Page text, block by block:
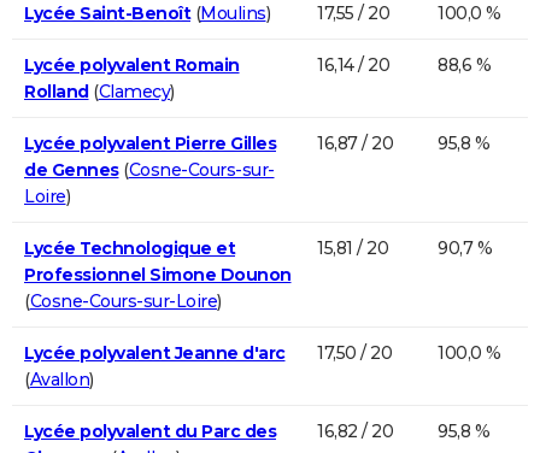
Lycée Saint-Benoît(Moulins) 17,55 / 20 100,0 %
Lycée polyvalent Romain
Rolland(Clamecy)
16,14 / 20 88,6 %
Lycée polyvalent Pierre Gilles
de Gennes(Cosne-Cours-sur-
Loire)
16,87 / 20 95,8 %
Lycée Technologique et
Professionnel Simone Dounon
(Cosne-Cours-sur-Loire)
15,81 / 20 90,7 %
Lycée polyvalent Jeanne d'arc
(Avallon)
17,50 / 20 100,0 %
Lycée polyvalent du Parc des
16,82 / 20 95,8 %